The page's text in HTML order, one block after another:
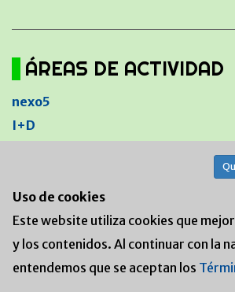
ÁREAS DE ACTIVIDAD
nexo5
I+D
Zona para periodistas
Alta para periodistas
Descargas de prensa
Uso de cookies
Este website utiliza cookies que
y los contenidos. Al continuar con la
entendemos que se aceptan los